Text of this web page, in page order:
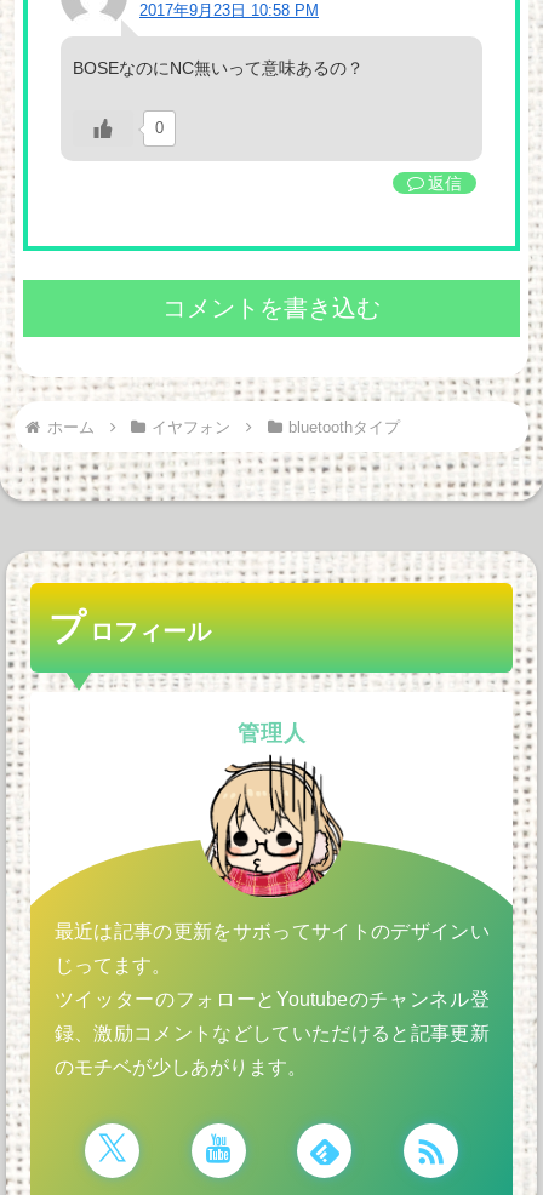
2017年9月23日 10:58 PM
BOSEなのにNC無いって意味あるの？
0
返信
コメントを書き込む
ホーム イヤフォン bluetoothタイプ
プロフィール
管理人
最近は記事の更新をサボってサイトのデザインい
じってます。
ツイッターのフォローとYoutubeのチャンネル登
録、激励コメントなどしていただけると記事更新
のモチベが少しあがります。